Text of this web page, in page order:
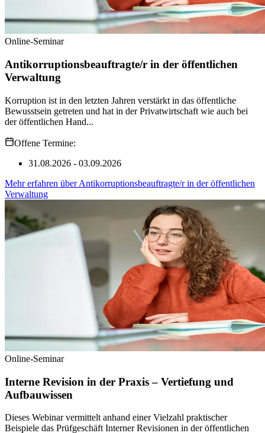
Online-Seminar
Antikorruptionsbeauftragte/r in der öffentlichen
Verwaltung
Korruption ist in den letzten Jahren verstärkt in das öffentliche
Bewusstsein getreten und hat in der Privatwirtschaft wie auch bei
der öffentlichen Hand...
Offene Termine:
31.08.2026 - 03.09.2026
Mehr erfahren überAntikorruptionsbeauftragte/r in der öffentlichen
Verwaltung
Online-Seminar
Interne Revision in der Praxis – Vertiefung und
Aufbauwissen
Dieses Webinar vermittelt anhand einer Vielzahl praktischer
Beispiele das Prüfgeschäft Interner Revisionen in der öffentlichen